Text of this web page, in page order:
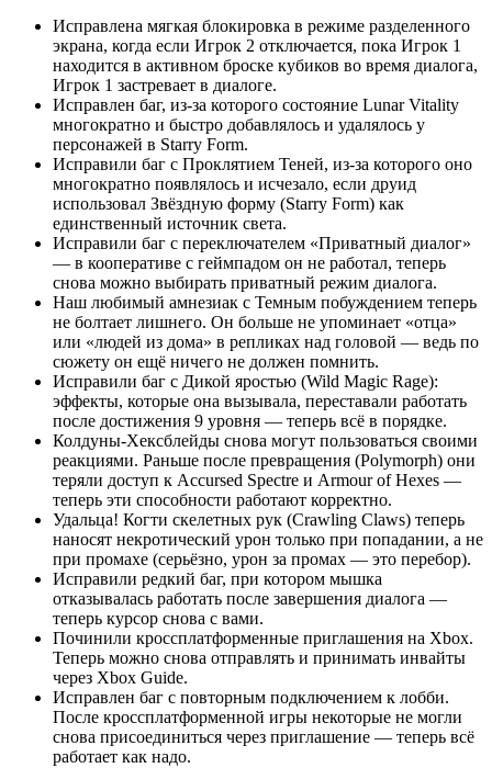
Исправлена мягкая блокировка в режиме разделенного
экрана, когда если Игрок 2 отключается, пока Игрок 1
находится в активном броске кубиков во время диалога,
Игрок 1 застревает в диалоге.
Исправлен баг, из-за которого состояние Lunar Vitality
многократно и быстро добавлялось и удалялось у
персонажей в Starry Form.
Исправили баг с Проклятием Теней, из-за которого оно
многократно появлялось и исчезало, если друид
использовал Звёздную форму (Starry Form) как
единственный источник света.
Исправили баг с переключателем «Приватный диалог»
— в кооперативе с геймпадом он не работал, теперь
снова можно выбирать приватный режим диалога.
Наш любимый амнезиак с Темным побуждением теперь
не болтает лишнего. Он больше не упоминает «отца»
или «людей из дома» в репликах над головой — ведь по
сюжету он ещё ничего не должен помнить.
Исправили баг с Дикой яростью (Wild Magic Rage):
эффекты, которые она вызывала, переставали работать
после достижения 9 уровня — теперь всё в порядке.
Колдуны-Хексблейды снова могут пользоваться своими
реакциями. Раньше после превращения (Polymorph) они
теряли доступ к Accursed Spectre и Armour of Hexes —
теперь эти способности работают корректно.
Удальца! Когти скелетных рук (Crawling Claws) теперь
наносят некротический урон только при попадании, а не
при промахе (серьёзно, урон за промах — это перебор).
Исправили редкий баг, при котором мышка
отказывалась работать после завершения диалога —
теперь курсор снова с вами.
Починили кроссплатформенные приглашения на Xbox.
Теперь можно снова отправлять и принимать инвайты
через Xbox Guide.
Исправлен баг с повторным подключением к лобби.
После кроссплатформенной игры некоторые не могли
снова присоединиться через приглашение — теперь всё
работает как надо.